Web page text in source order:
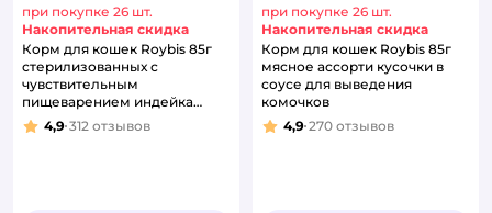
при покупке 26 шт.
Накопительная скидка
Корм для кошек Roybis 85г
стерилизованных с
чувствительным
пищеварением индейка
кусочки в соусе
Рейтинг:
4,9 312 отзывов
при покупке 26 шт.
Накопительная скидка
Корм для кошек Roybis 85г
мясное ассорти кусочки в
соусе для выведения
комочков
Рейтинг:
4,9 270 отзывов